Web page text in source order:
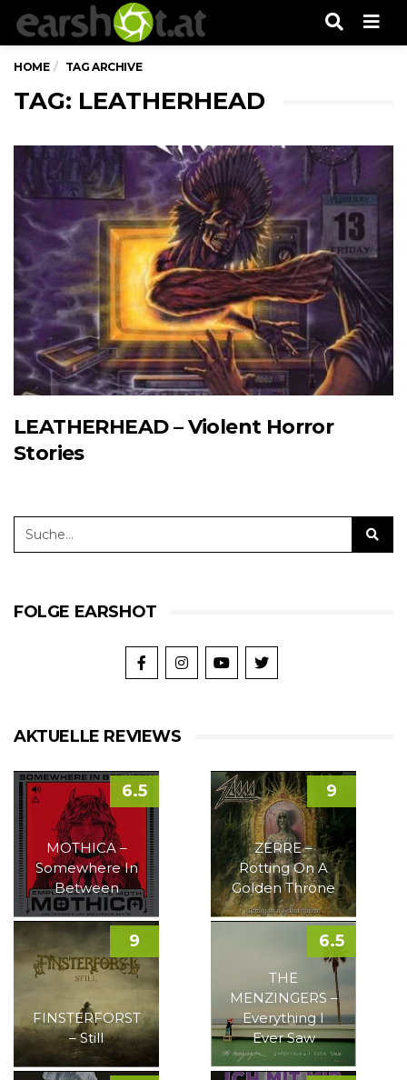
HOME TAG ARCHIVE
TAG: LEATHERHEAD
LEATHERHEAD – Violent Horror
Stories
FOLGE EARSHOT
AKTUELLE REVIEWS
MOTHICA –
Somewhere In
Between
6.5
ZERRE –
Rotting On A
Golden Throne
9
FINSTERFORST
– Still
9
THE
MENZINGERS –
Everything I
Ever Saw
6.5